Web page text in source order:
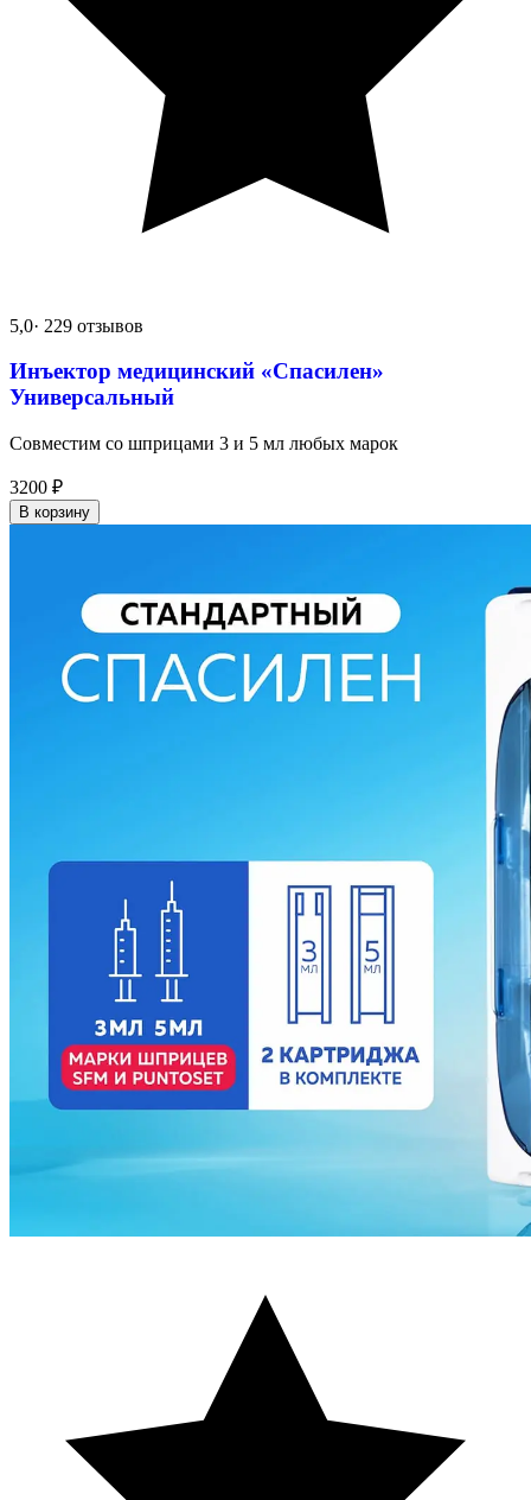
5,0· 229 отзывов
Инъектор медицинский «Спасилен»
Универсальный
Совместим со шприцами 3 и 5 мл любых марок
3200 ₽
В корзину